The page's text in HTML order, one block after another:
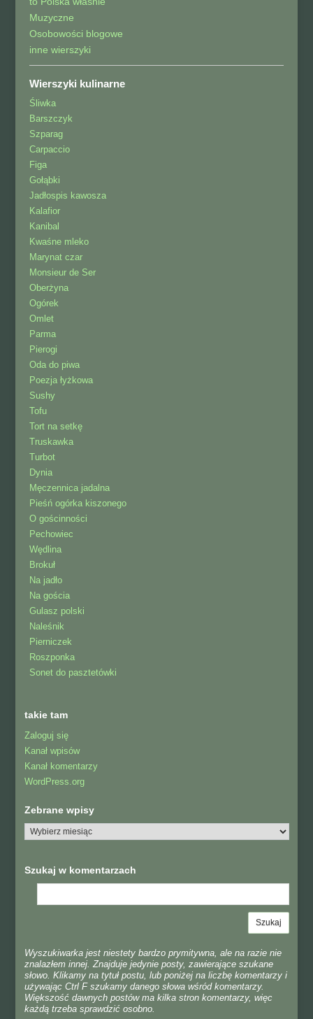
Muzyczne
Osobowości blogowe
inne wierszyki
Wierszyki kulinarne
Śliwka
Barszczyk
Szparag
Carpaccio
Figa
Gołąbki
Jadłospis kawosza
Kalafior
Kanibal
Kwaśne mleko
Marynat czar
Monsieur de Ser
Oberżyna
Ogórek
Omlet
Parma
Pierogi
Oda do piwa
Poezja łyżkowa
Sushy
Tofu
Tort na setkę
Truskawka
Turbot
Dynia
Męczennica jadalna
Pieśń ogórka kiszonego
O gościnności
Pechowiec
Wędlina
Brokuł
Na jadło
Na gościa
Gulasz polski
Naleśnik
Pierniczek
Roszponka
Sonet do pasztetówki
takie tam
Zaloguj się
Kanał wpisów
Kanał komentarzy
WordPress.org
Zebrane wpisy
Szukaj w komentarzach
Wyszukiwarka jest niestety bardzo prymitywna, ale na razie nie
znalazłem innej. Znajduje jedynie posty, zawierające szukane
słowo. Klikamy na tytuł postu, lub poniżej na liczbę komentarzy i
używając Ctrl F szukamy danego słowa wśród komentarzy.
Większość dawnych postów ma kilka stron komentarzy, więc
każdą trzeba sprawdzić osobno.